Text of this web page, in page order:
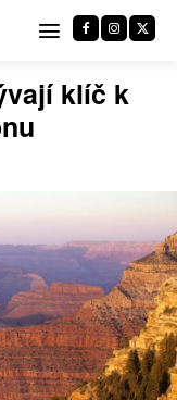
klíč k